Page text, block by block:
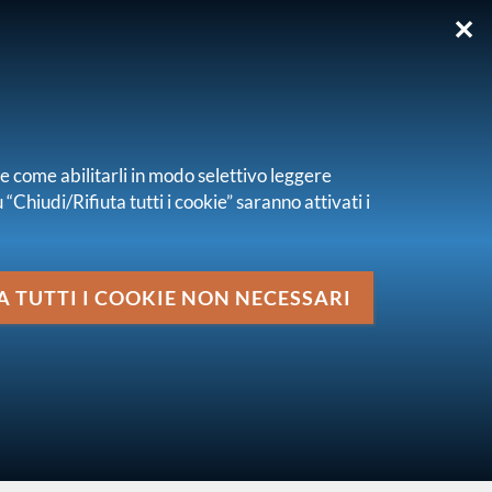
✕
come abilitarli in modo selettivo leggere
Rifiuta tutti i cookie” saranno attivati i
I COOKIE NON NECESSARI